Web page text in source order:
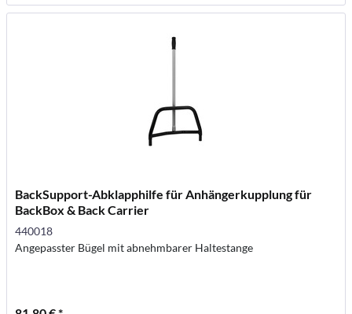
BackSupport-Abklapphilfe für Anhängerkupplung für
BackBox & Back Carrier
440018
Angepasster Bügel mit abnehmbarer Haltestange